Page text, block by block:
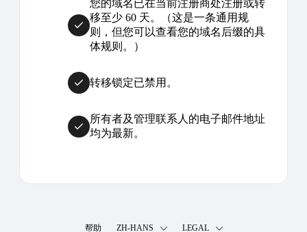
您的域名已在当前注册商处注册或转
移至少 60 天。（这是一条通用规
则，但您可以查看您的域名后缀的具
体规则。）
转移锁定已禁用。
所有者及管理联系人的电子邮件地址
均为最新。
帮助 ZH-HANS LEGAL